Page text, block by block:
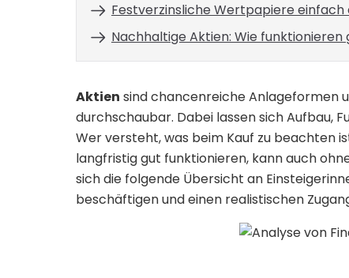
Festverzinsliche Wertpapiere
Nachhaltige Aktien: Wie funktionieren
Aktien sind chancenreiche Anlageformen
durchschaubar. Dabei lassen sich Aufbau,
Wer versteht, was beim Kauf zu beachten
langfristig gut funktionieren, kann auch
sich die folgende Übersicht an
beschäftigen und einen realistischen